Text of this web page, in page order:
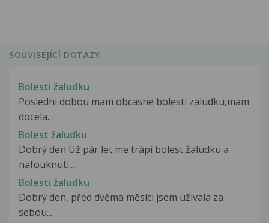
SOUVISEJÍCÍ DOTAZY
Bolesti žaludku
Posledni dobou mam obcasne bolesti zaludku,mam
docela...
Bolest žaludku
Dobrý den Už pár let me trápí bolest žaludku a
nafouknutí...
Bolesti žaludku
Dobrý den, před dvěma měsíci jsem užívala za
sebou...